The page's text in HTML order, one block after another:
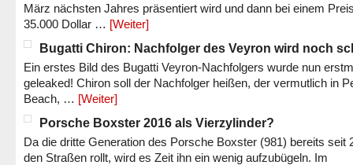
März nächsten Jahres präsentiert wird und dann bei einem
35.000 Dollar … [Weiter]
Bugatti Chiron: Nachfolger des Veyron wird noch
Ein erstes Bild des Bugatti Veyron-Nachfolgers wurde nun
geleaked! Chiron soll der Nachfolger heißen, der vermutlich in
Beach, … [Weiter]
Porsche Boxster 2016 als Vierzylinder?
Da die dritte Generation des Porsche Boxster (981) bereits seit
den Straßen rollt, wird es Zeit ihn ein wenig aufzubügeln. Im